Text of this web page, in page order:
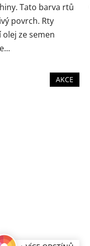
Tato barva rtů
povrch. Rty
ze semen
AKCE